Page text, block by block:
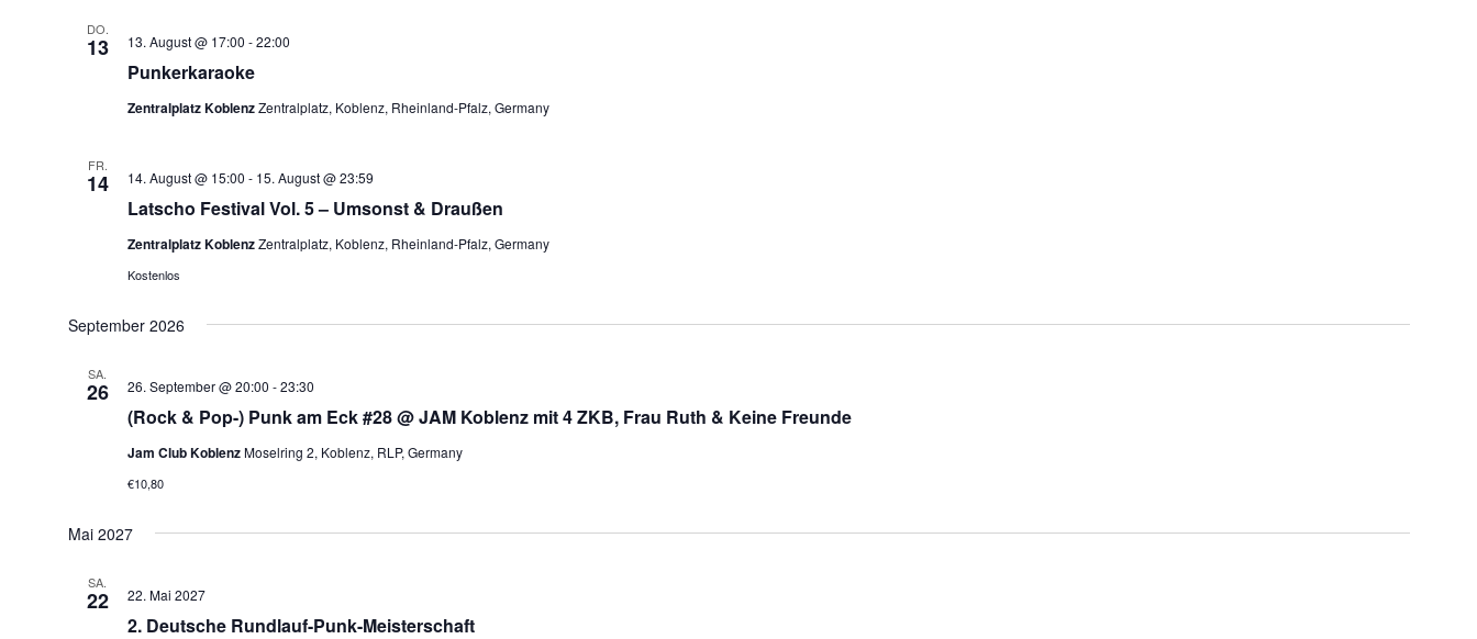
DO.
13
Punkerkaraoke
13. August @ 17:00 -22:00
Zentralplatz KoblenzZentralplatz, Koblenz, Rheinland-Pfalz, Germany
FR.
14
Latscho Festival Vol. 5 – Umsonst & Draußen
14. August @ 15:00 - 15. August @ 23:59
Zentralplatz KoblenzZentralplatz, Koblenz, Rheinland-Pfalz, Germany
Kostenlos
September 2026
SA.
26
(Rock & Pop-) Punk am Eck #28 @ JAM Koblenz mit 4 ZKB, Frau Ruth & Keine Freunde
26. September @ 20:00 -23:30
Jam Club KoblenzMoselring 2, Koblenz, RLP, Germany
€10,80
Mai 2027
SA.
22
2. Deutsche Rundlauf-Punk-Meisterschaft
22. Mai 2027